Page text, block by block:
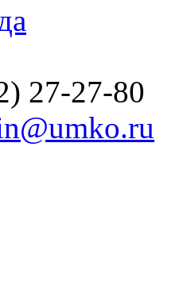
27-27-80